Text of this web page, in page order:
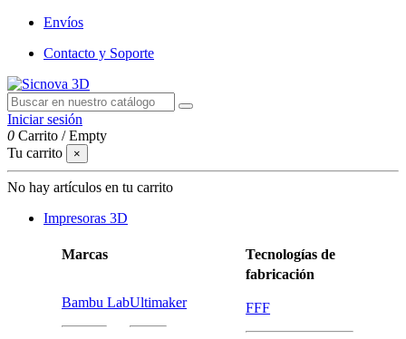
Envíos
Contacto y Soporte
Iniciar sesión
0 Carrito /Empty
Tu carrito
×
No hay artículos en tu carrito
Impresoras 3D
Marcas
Bambu LabUltimaker
Tecnologías de
fabricación
FFF